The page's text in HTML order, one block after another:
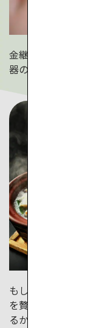
金継ぎの技法や
器の趣に気づくひ
もしかすると金
を贅沢に使った
るかもしれません